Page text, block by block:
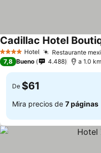
4 EstrellasHotel Restaurante
Cadillac Hotel
7,8 Bueno 4.488 a 1.0
De $61
Mira precios de 7 páginas